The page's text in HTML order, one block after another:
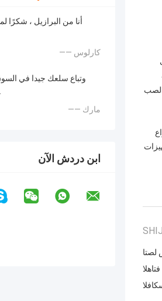
أنا من البرازيل ، شكرًا
—— كارلوس
وتباع سلعك جيدا في
النظام المقبل قريبا.
—— مارك
ابن دردش الآن
::